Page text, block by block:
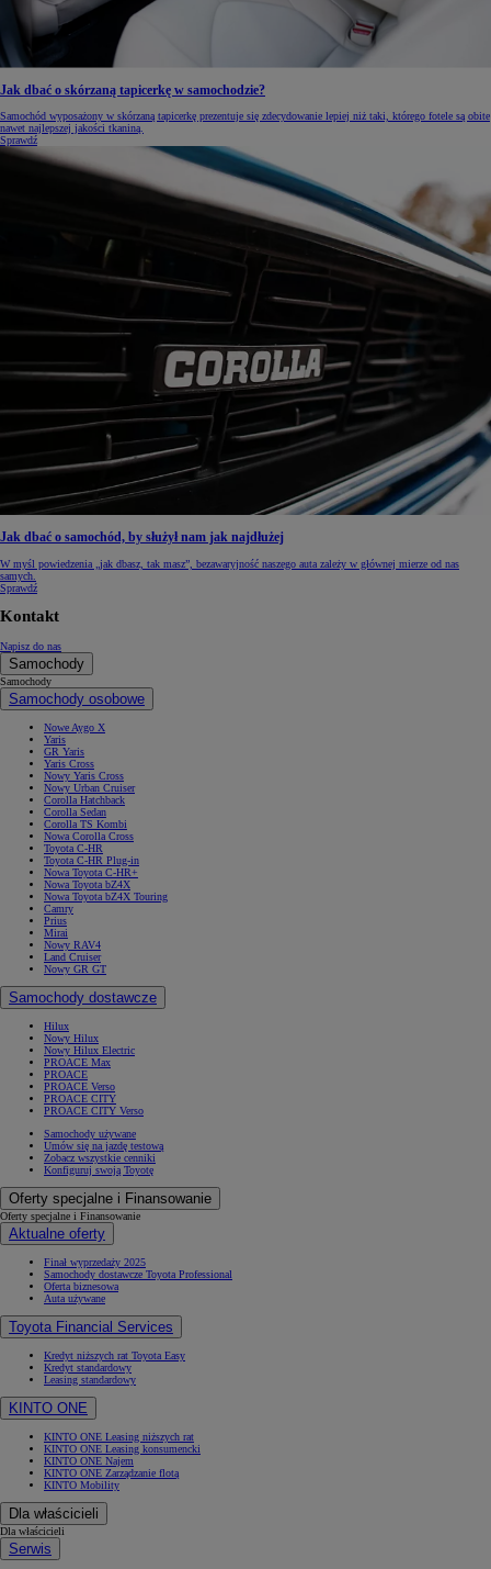
Jak dbać o skórzaną tapicerkę w samochodzie?
Samochód wyposażony w skórzaną tapicerkę prezentuje się zdecydowanie lepiej niż taki, którego fotele są obite
nawet najlepszej jakości tkaniną.
Sprawdź
Jak dbać o samochód, by służył nam jak najdłużej
W myśl powiedzenia „jak dbasz, tak masz”, bezawaryjność naszego auta zależy w głównej mierze od nas
samych.
Sprawdź
Kontakt
Napisz do nas
Samochody
Samochody
Samochody osobowe
Nowe Aygo X
Yaris
GR Yaris
Yaris Cross
Nowy Yaris Cross
Nowy Urban Cruiser
Corolla Hatchback
Corolla Sedan
Corolla TS Kombi
Nowa Corolla Cross
Toyota C-HR
Toyota C-HR Plug-in
Nowa Toyota C-HR+
Nowa Toyota bZ4X
Nowa Toyota bZ4X Touring
Camry
Prius
Mirai
Nowy RAV4
Land Cruiser
Nowy GR GT
Samochody dostawcze
Hilux
Nowy Hilux
Nowy Hilux Electric
PROACE Max
PROACE
PROACE Verso
PROACE CITY
PROACE CITY Verso
Samochody używane
Umów się na jazdę testową
Zobacz wszystkie cenniki
Konfiguruj swoją Toyotę
Oferty specjalne i Finansowanie
Oferty specjalne i Finansowanie
Aktualne oferty
Finał wyprzedaży 2025
Samochody dostawcze Toyota Professional
Oferta biznesowa
Auta używane
Toyota Financial Services
Kredyt niższych rat Toyota Easy
Kredyt standardowy
Leasing standardowy
KINTO ONE
KINTO ONE Leasing niższych rat
KINTO ONE Leasing konsumencki
KINTO ONE Najem
KINTO ONE Zarządzanie flotą
KINTO Mobility
Dla właścicieli
Dla właścicieli
Serwis